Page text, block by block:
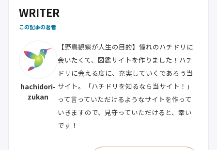
WRITER
この記事の著者
hachidori-
zukan
【野鳥観察が人生の目的】憧れのハチドリに
会いたくて、図鑑サイトを作りました！ハチ
ドリに会える度に、充実していくであろう当
サイト。「ハチドリを知るなら当サイト！」
って言っていただけるようなサイトを作って
いきますので、見守っていただけると、幸い
です！